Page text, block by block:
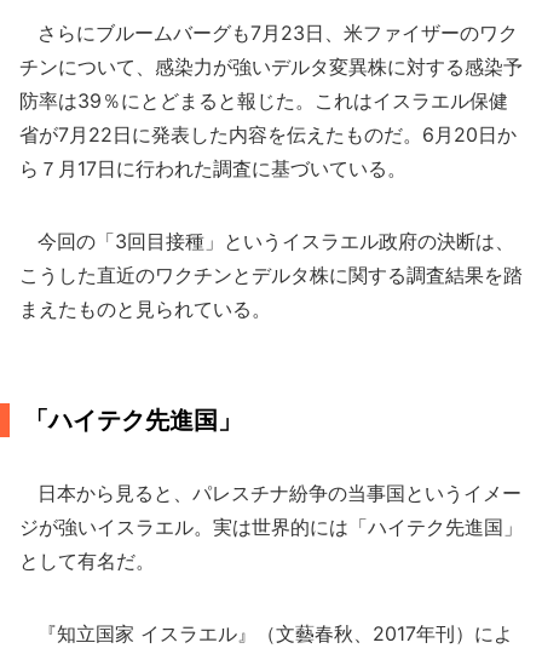
さらにブルームバーグも7月23日、米ファイザーのワク
チンについて、感染力が強いデルタ変異株に対する感染予
防率は39％にとどまると報じた。これはイスラエル保健
省が7月22日に発表した内容を伝えたものだ。6月20日か
ら７月17日に行われた調査に基づいている。
今回の「3回目接種」というイスラエル政府の決断は、
こうした直近のワクチンとデルタ株に関する調査結果を踏
まえたものと見られている。
「ハイテク先進国」
日本から見ると、パレスチナ紛争の当事国というイメー
ジが強いイスラエル。実は世界的には「ハイテク先進国」
として有名だ。
『知立国家 イスラエル』（文藝春秋、2017年刊）によ